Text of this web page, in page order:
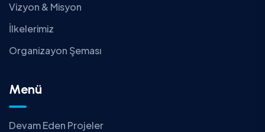
Vizyon & Misyon
İlkelerimiz
Organizayon Şeması
Menü
Devam Eden Projeler